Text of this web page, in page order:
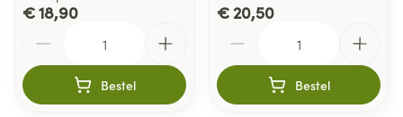
€ 18,90
Bestel
€ 20,50
Bestel